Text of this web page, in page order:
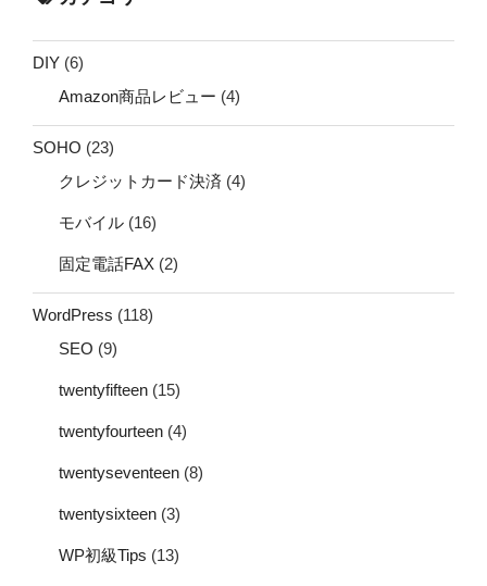
DIY (6)
Amazon商品レビュー (4)
SOHO (23)
クレジットカード決済 (4)
モバイル (16)
固定電話FAX (2)
WordPress (118)
SEO (9)
twentyfifteen (15)
twentyfourteen (4)
twentyseventeen (8)
twentysixteen (3)
WP初級Tips (13)